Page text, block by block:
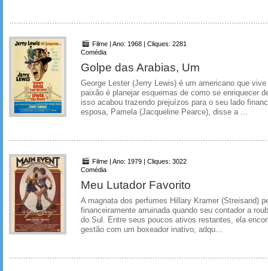
Filme | Ano: 1968 | Cliques: 2281
Comédia
Golpe das Arabias, Um
George Lester (Jerry Lewis) é um americano que
paixão é planejar esquemas de como se enriquecer
isso acabou trazendo prejuízos para o seu lado
esposa, Pamela (Jacqueline Pearce), disse a ...
Filme | Ano: 1979 | Cliques: 3022
Comédia
Meu Lutador Favorito
A magnata dos perfumes Hillary Kramer (Streisand)
financeiramente arruinada quando seu contador a
do Sul. Entre seus poucos ativos restantes, ela
gestão com um boxeador inativo, adqu...